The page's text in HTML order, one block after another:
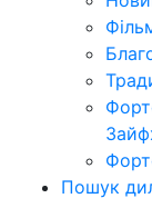
Пошук